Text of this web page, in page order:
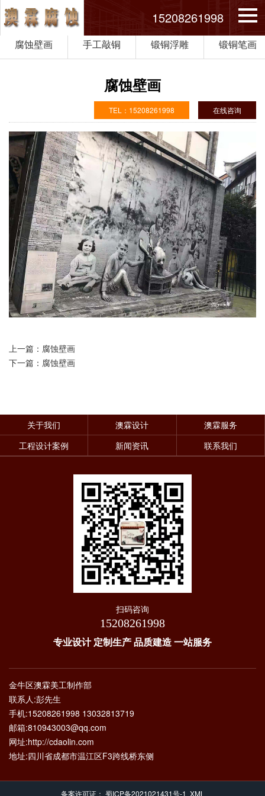
15208261998
腐蚀壁画 手工敲铜 锻铜浮雕 锻铜笔画
腐蚀壁画
在线咨询
TEL：15208261998
上一篇：腐蚀壁画
下一篇：腐蚀壁画
关于我们 澳霖设计
澳霖服务
工程设计案例
新闻资讯 联系我们
扫码咨询
15208261998
专业设计 定制生产 品质建造 一站服务
金牛区澳霖美工制作部
联系人:彭先生
手机:15208261998 13032813719
邮箱:810943003@qq.com
网址:http://cdaolin.com
地址:四川省成都市温江区F3跨线桥东侧
备案许可证： 蜀ICP备2021021431号-1 XML